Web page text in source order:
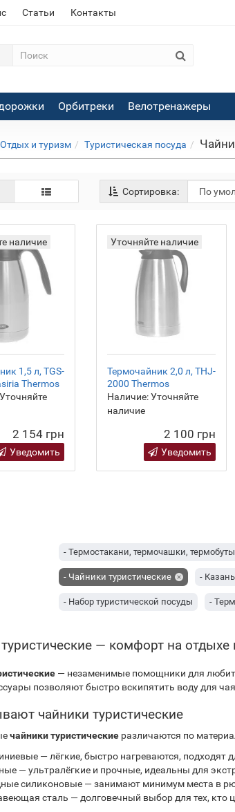
Статьи Контакты
Орбитреки Велотренажеры
Отдых и туризм Туристическая посуда
Сортировка:
наличие
1,5 л, TGS-
Thermos
2 154 грн
Уведомить
Уточняйте наличие
Термочайник 2,0 л, THJ-
2000 Thermos
Наличие:Уточняйте
наличие
2 100 грн
Уведомить
- Термостакани, термочашки,
- Чайники туристические -
- Набор туристической посуды -
— комфорт на отдыхе
— незаменимые помощники для
позволяют быстро вскипятить воду для
чайники туристические
чайники туристическиеразличаются по
— лёгкие, быстро нагреваются, подходят
— ультралёгкие и прочные, идеальны для
силиконовые — занимают минимум места в
сталь — долговечный выбор для тех, кто